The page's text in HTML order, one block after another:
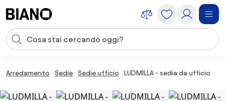
Input della ricerca
Arredamento Sedie Sedie ufficio LUDMILLA - sedia da ufficio